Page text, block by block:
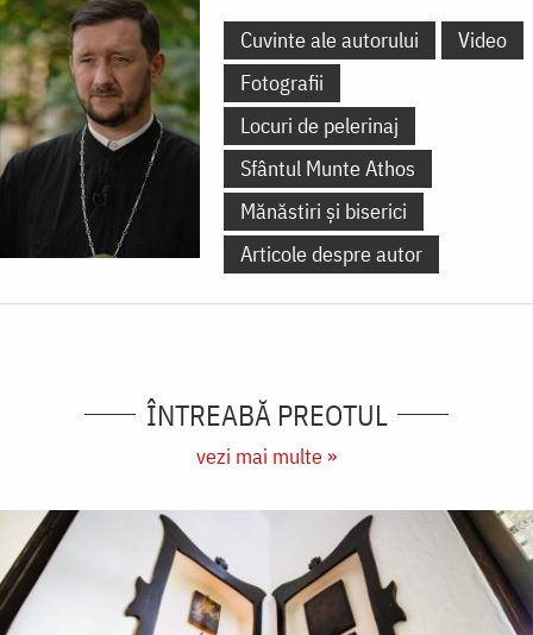
Cuvinte ale autorului
Video
Fotografii
Locuri de pelerinaj
Sfântul Munte Athos
Mănăstiri și biserici
Articole despre autor
ÎNTREABĂ PREOTUL
vezi mai multe »